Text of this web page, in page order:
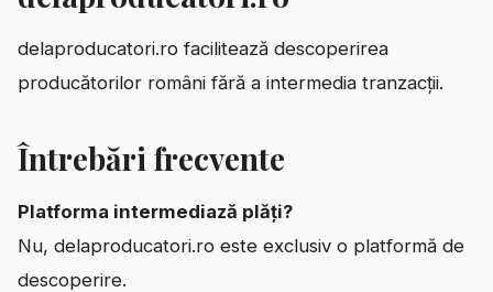
delaproducatori.ro facilitează descoperirea
producătorilor români fără a intermedia tranzacții.
Întrebări frecvente
Platforma intermediază plăți?
Nu, delaproducatori.ro este exclusiv o platformă de
descoperire.